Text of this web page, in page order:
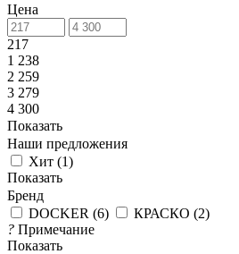
Цена
217
1 238
2 259
3 279
4 300
Показать
Наши предложения
Хит (1)
Показать
Бренд
DOCKER (6) КРАСКО (2)
? Примечание
Показать